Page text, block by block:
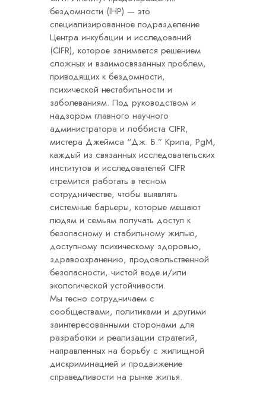
бездомности (IHP) — это
специализированное подразделение
Центра инкубации и исследований
(CIFR), которое занимается решением
сложных и взаимосвязанных проблем,
приводящих к бездомности,
психической нестабильности и
заболеваниям. Под руководством и
надзором главного научного
администратора и лоббиста CIFR,
мистера Джеймса “Дж. Б.” Крила, PgM,
каждый из связанных исследовательских
институтов и исследователей CIFR
стремится работать в тесном
сотрудничестве, чтобы выявлять
системные барьеры, которые мешают
людям и семьям получать доступ к
безопасному и стабильному жилью,
доступному психическому здоровью,
здравоохранению, продовольственной
безопасности, чистой воде и/или
экологической устойчивости.
Мы тесно сотрудничаем с
сообществами, политиками и другими
заинтересованными сторонами для
разработки и реализации стратегий,
направленных на борьбу с жилищной
дискриминацией и продвижение
справедливости на рынке жилья.